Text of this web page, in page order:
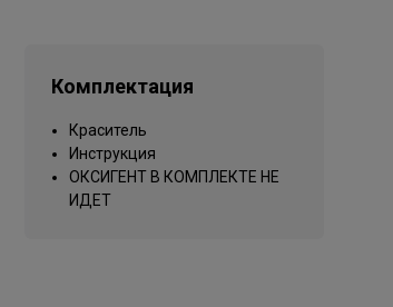
Комплектация
Краситель
Инструкция
ОКСИГЕНТ В КОМПЛЕКТЕ НЕ
ИДЕТ